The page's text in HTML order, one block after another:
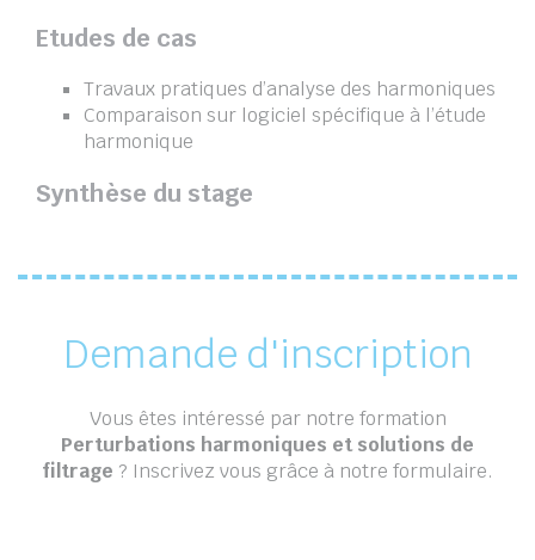
Etudes de cas
Travaux pratiques d’analyse des harmoniques
Comparaison sur logiciel spécifique à l’étude
harmonique
Synthèse du stage
Demande d'inscription
Vous êtes intéressé par notre formation
Perturbations harmoniques et solutions de
filtrage ? Inscrivez vous grâce à notre formulaire.